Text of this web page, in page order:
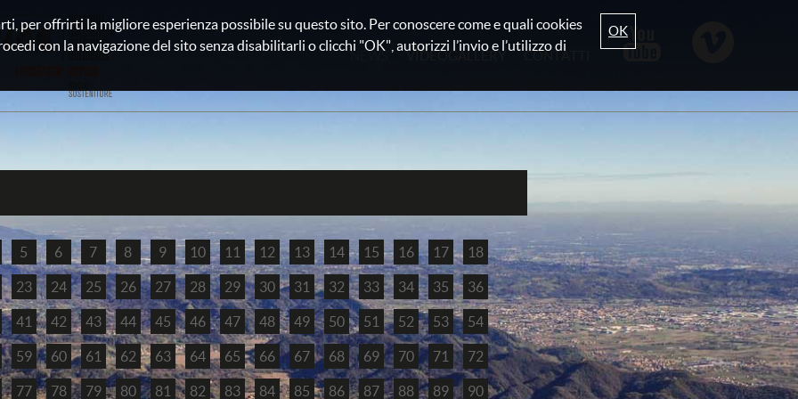
per offrirti la migliore esperienza possibile su questo sito. Per conoscere come e quali cookies
con la navigazione del sito senza disabilitarli o clicchi "OK", autorizzi l’invio e l’utilizzo di
OK
NEWS VIDEOGALLERY CONTATTI
5 6 7 8 9 10 11 12 13 14 15 16 17 18
23 24 25 26 27 28 29 30 31 32 33 34 35 36
41 42 43 44 45 46 47 48 49 50 51 52 53 54
59 60 61 62 63 64 65 66 67 68 69 70 71 72
77 78 79 80 81 82 83 84 85 86 87 88 89 90